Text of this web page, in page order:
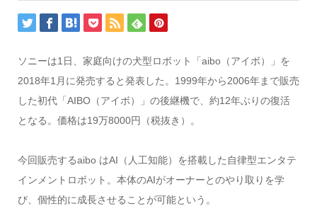
ソニーは1日、家庭向けの犬型ロボット「aibo（アイボ）」を
2018年1月に発売すると発表した。1999年から2006年まで販売
した初代「AIBO（アイボ）」の後継機で、約12年ぶりの復活
となる。価格は19万8000円（税抜き）。
今回販売するaibo はAI（人工知能）を搭載した自律型エンタテ
インメントロボット。本体のAIがオーナーとのやり取りを学
び、個性的に成長させることが可能という。